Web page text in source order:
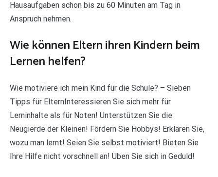
Hausaufgaben schon bis zu 60 Minuten am Tag in
Anspruch nehmen.
Wie können Eltern ihren Kindern beim
Lernen helfen?
Wie motiviere ich mein Kind für die Schule? – Sieben
Tipps für ElternInteressieren Sie sich mehr für
Lerninhalte als für Noten! Unterstützen Sie die
Neugierde der Kleinen! Fördern Sie Hobbys! Erklären Sie,
wozu man lernt! Seien Sie selbst motiviert! Bieten Sie
Ihre Hilfe nicht vorschnell an! Üben Sie sich in Geduld!